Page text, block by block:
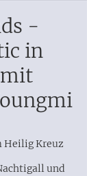
-
in
Heilig Kreuz
und